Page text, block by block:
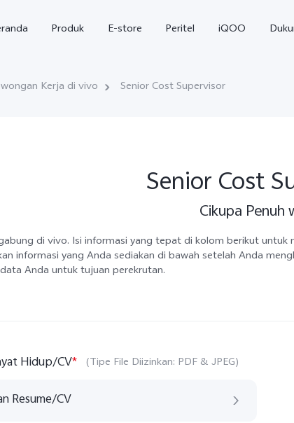
Produk E-store Peritel iQOO
X300 Ultra T5 T5
Kerja di vivo Senior Cost Supervisor
Senior Cost
Cikupa Penuh
di vivo. Isi informasi yang tepat di kolom berikut
informasi yang Anda sediakan di bawah setelah Anda
Anda untuk tujuan perekrutan.
Hidup/CV* (Tipe File Diizinkan: PDF & JPEG)
Resume/CV